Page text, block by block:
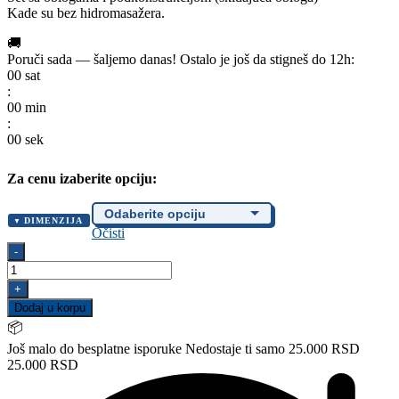
Kade su bez hidromasažera.
🚚
Poruči sada — šaljemo danas! Ostalo je još da stigneš do 12h:
00 sat
:
00 min
:
00 sek
Za cenu izaberite opciju:
DIMENZIJA
Očisti
Tuš
kada
DUBOKA
sedeća
"CELLESSE";
H-
45
cm;
-
+
Dodaj u korpu
📦
Još malo do besplatne isporuke Nedostaje ti samo 25.000 RSD
25.000 RSD